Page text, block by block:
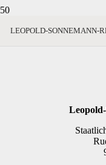
LEOPOLD-SONNEMANN-